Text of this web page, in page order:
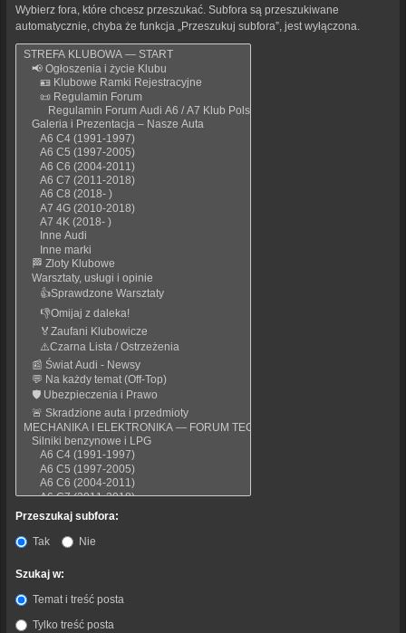
Wybierz fora, które chcesz przeszukać. Subfora są przeszukiwane
automatycznie, chyba że funkcja „Przeszukuj subfora”, jest wyłączona.
Przeszukaj subfora:
Tak
Nie
Szukaj w:
Temat i treść posta
Tylko treść posta